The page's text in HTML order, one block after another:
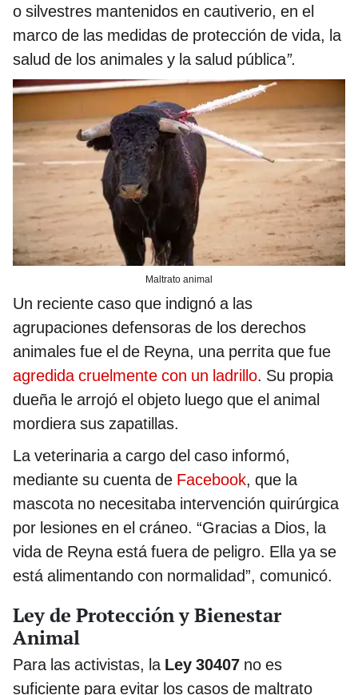
o silvestres mantenidos en cautiverio, en el
marco de las medidas de protección de vida, la
salud de los animales y la salud pública”.
Maltrato animal
Un reciente caso que indignó a las
agrupaciones defensoras de los derechos
animales fue el de Reyna, una perrita que fue
agredida cruelmente con un ladrillo. Su propia
dueña le arrojó el objeto luego que el animal
mordiera sus zapatillas.
La veterinaria a cargo del caso informó,
mediante su cuenta de Facebook, que la
mascota no necesitaba intervención quirúrgica
por lesiones en el cráneo. “Gracias a Dios, la
vida de Reyna está fuera de peligro. Ella ya se
está alimentando con normalidad”, comunicó.
Ley de Protección y Bienestar
Animal
Para las activistas, la Ley 30407 no es
suficiente para evitar los casos de maltrato